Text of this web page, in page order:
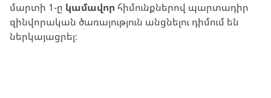
մարտի 1-ը կամավոր հիմունքներով պարտադիր
զինվորական ծառայություն անցնելու դիմում են
ներկայացրել։